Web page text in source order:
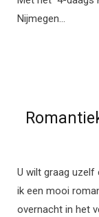
Nijmegen…
U wilt graag uzelf
ik een mooi
overnacht in het